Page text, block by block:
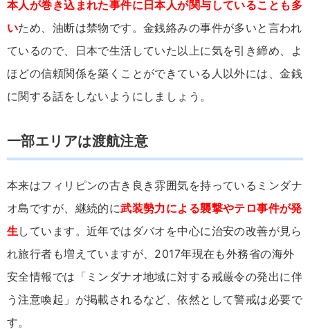
本人が巻き込まれた事件に日本人が関与していることも多
いため、油断は禁物です。金銭絡みの事件が多いと言われ
ているので、日本で生活していた以上に気を引き締め、よ
ほどの信頼関係を築くことができている人以外には、金銭
に関する話をしないようにしましょう。
一部エリアは渡航注意
本来はフィリピンの古き良き雰囲気を持っているミンダナ
オ島ですが、継続的に武装勢力による襲撃やテロ事件が発
生 しています。近年ではダバオを中心に治安の改善が見ら
れ旅行者も増えていますが、2017年現在も外務省の海外
安全情報では「ミンダナオ地域に対する戒厳令の発出に伴
う注意喚起」が掲載されるなど、依然として警戒は必要で
す。